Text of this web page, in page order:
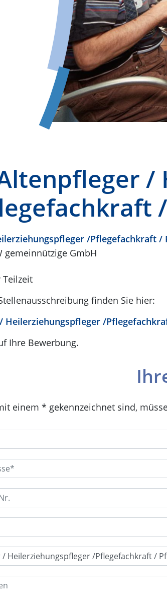
/
/Pflegefachkraft
gemeinnützige GmbH
Teilzeit
finden Sie hier:
Heilerziehungspfleger /
Ihre Bewerbung.
einem * gekennzeichnet sind,
Nr.:
Ort:
für …*: